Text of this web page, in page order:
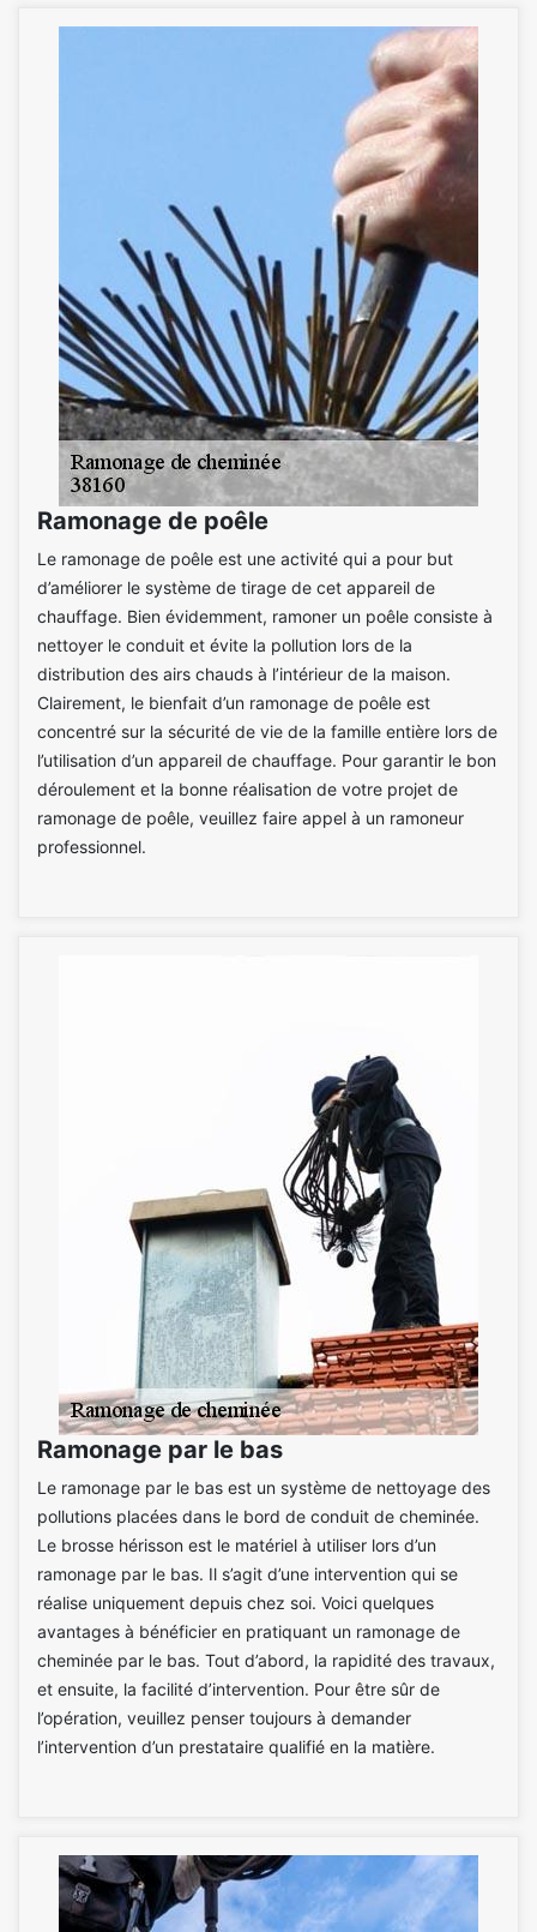
Ramonage de poêle
Le ramonage de poêle est une activité qui a pour but
d’améliorer le système de tirage de cet appareil de
chauffage. Bien évidemment, ramoner un poêle consiste à
nettoyer le conduit et évite la pollution lors de la
distribution des airs chauds à l’intérieur de la maison.
Clairement, le bienfait d’un ramonage de poêle est
concentré sur la sécurité de vie de la famille entière lors de
l’utilisation d’un appareil de chauffage. Pour garantir le bon
déroulement et la bonne réalisation de votre projet de
ramonage de poêle, veuillez faire appel à un ramoneur
professionnel.
Ramonage par le bas
Le ramonage par le bas est un système de nettoyage des
pollutions placées dans le bord de conduit de cheminée.
Le brosse hérisson est le matériel à utiliser lors d’un
ramonage par le bas. Il s’agit d’une intervention qui se
réalise uniquement depuis chez soi. Voici quelques
avantages à bénéficier en pratiquant un ramonage de
cheminée par le bas. Tout d’abord, la rapidité des travaux,
et ensuite, la facilité d’intervention. Pour être sûr de
l’opération, veuillez penser toujours à demander
l’intervention d’un prestataire qualifié en la matière.